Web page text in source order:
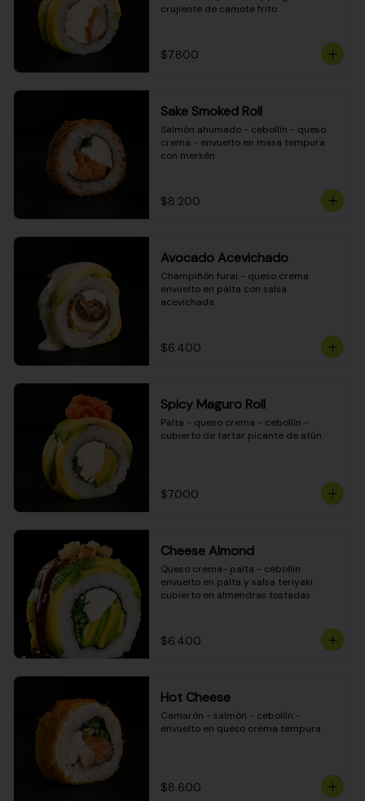
crujiente de camote frito
$7.800
Sake Smoked Roll
Salmón ahumado - cebollín - queso
crema - envuelto en masa tempura
con merkén
$8.200
Avocado Acevichado
Champiñón furai - queso crema
envuelto en palta con salsa
acevichada
$6.400
Spicy Maguro Roll
Palta - queso crema - cebollín -
cubierto de tartar picante de atún
$7.000
Cheese Almond
Queso crema- palta - cebollín
envuelto en palta y salsa teriyaki
cubierto en almendras tostadas
$6.400
Hot Cheese
Camarón - salmón - cebollín -
envuelto en queso crema tempura
$8.600